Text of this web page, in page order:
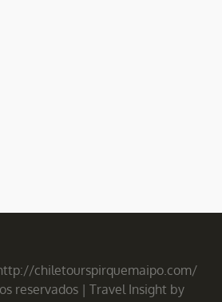
chiletourspirquemaipo.com/
reservados | Travel Insight by